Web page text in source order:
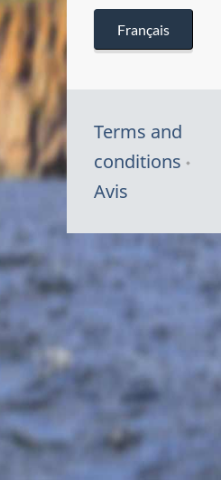
Français
Terms and
conditions
Avis